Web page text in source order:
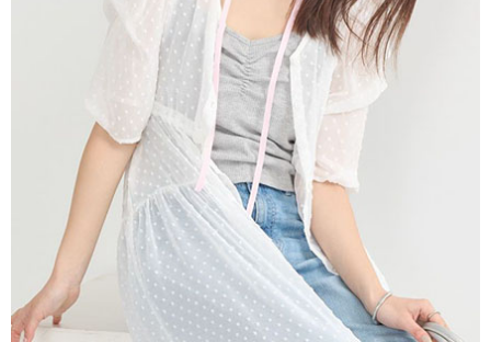
1.本服務係由「台灣大哥大股份有限公司」（以下簡稱本公司）所提供，讓
用戶於交易時，得透過本服務購買商品或服務，並由商店將買賣／分期付款
買賣價金債權讓與本公司後，依約使用本公司帳單繳交帳款。
2.基於同意付款使用「大哥付你分期」之契約關係目的，商店將以您的個人
資料（包含姓名、電話或地址）提供予台灣大哥大進項蒐集、處理及利用，
由本公司與您本人進行分期帳單所需資料之確認、核對及更正。
3.完整用戶服務條款，請詳閱以下連結： https://oppay.tw/userRule
ATM／網路銀行／等多元方式進行付款，方視為交易完成。
※ 請注意：結帳手續完成當下不需立刻繳費，但若您需要取消訂單，請聯絡
購買商品的店家。未經商家同意取消之訂單仍視為有效，需透過AFTEE先享
※ 交易是否成功請以「AFTEE先享後付 」之結帳頁面顯示為準，若有關於
是否繳費成功／繳費後需取消欲退款等相關疑問，請聯繫「AFTEE先享後付
客戶支援中心」
https://netprotections.freshdesk.com/support/home
【注意事項】
１．透過由恩沛科技股份有限公司提供之「AFTEE先享後付」服務完成之交
易，需依本服務之必要範圍內提供個人資料，並將交易相關給付款項請求債
權轉讓予恩沛科技股份有限公司。
２．關於個人資料處理事宜，請瀏覽以下網址：
https://aftee.tw/terms/#terms3
３．未成年的使用者請事先徵得法定代理人或監護人之同意方可使用
「AFTEE先享後付」，若未經同意申辦者引起之損失，本公司不負相關責
任。
每筆NT$60，滿NT$1,500(含以上)免運費
每筆NT$60，滿NT$1,500(含以上)免運費
7-11取貨付款
每筆NT$60，滿NT$1,500(含以上)免運費
7-11純取貨
每筆NT$60，滿NT$1,500(含以上)免運費
宅配
每筆NT$90，滿NT$1,500(含以上)免運費